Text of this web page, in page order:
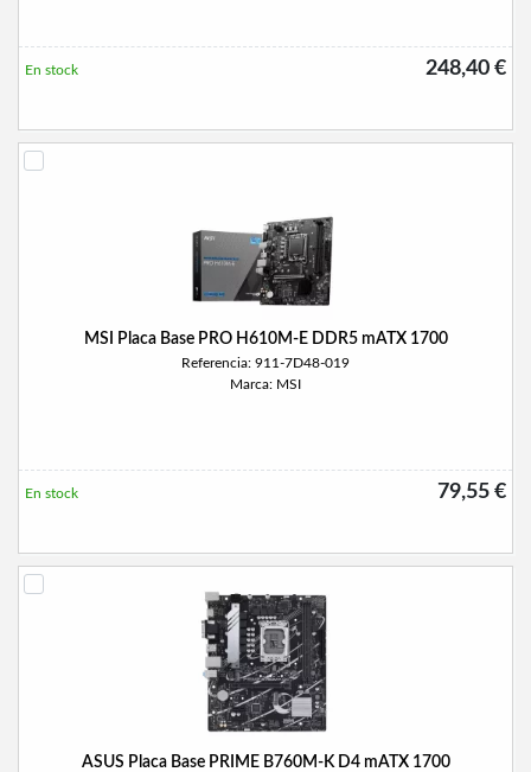
248,40 €
En stock
MSI Placa Base PRO H610M-E DDR5 mATX 1700
Referencia: 911-7D48-019
Marca: MSI
79,55 €
En stock
ASUS Placa Base PRIME B760M-K D4 mATX 1700